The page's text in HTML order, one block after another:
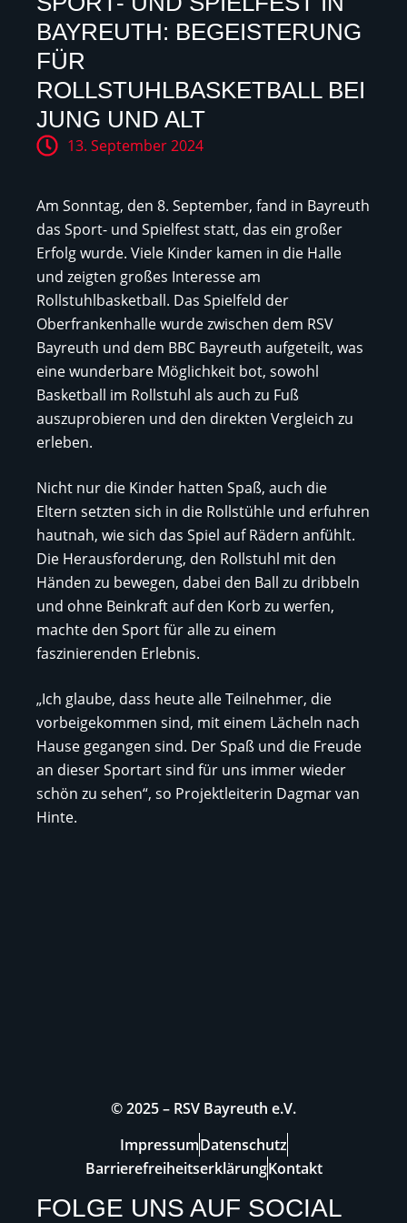
BAYREUTH: BEGEISTERUNG
FÜR
ROLLSTUHLBASKETBALL BEI
JUNG UND ALT
13. September 2024
Am Sonntag, den 8. September, fand in Bayreuth
das Sport- und Spielfest statt, das ein großer
Erfolg wurde. Viele Kinder kamen in die Halle
und zeigten großes Interesse am
Rollstuhlbasketball. Das Spielfeld der
Oberfrankenhalle wurde zwischen dem RSV
Bayreuth und dem BBC Bayreuth aufgeteilt, was
eine wunderbare Möglichkeit bot, sowohl
Basketball im Rollstuhl als auch zu Fuß
auszuprobieren und den direkten Vergleich zu
erleben.
Nicht nur die Kinder hatten Spaß, auch die
Eltern setzten sich in die Rollstühle und erfuhren
hautnah, wie sich das Spiel auf Rädern anfühlt.
Die Herausforderung, den Rollstuhl mit den
Händen zu bewegen, dabei den Ball zu dribbeln
und ohne Beinkraft auf den Korb zu werfen,
machte den Sport für alle zu einem
faszinierenden Erlebnis.
„Ich glaube, dass heute alle Teilnehmer, die
vorbeigekommen sind, mit einem Lächeln nach
Hause gegangen sind. Der Spaß und die Freude
an dieser Sportart sind für uns immer wieder
schön zu sehen“, so Projektleiterin Dagmar van
Hinte.
© 2025 – RSV Bayreuth e.V.
ImpressumDatenschutz
BarrierefreiheitserklärungKontakt
FOLGE UNS AUF SOCIAL